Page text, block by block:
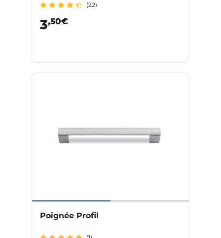
(22)
3,50€
Poignée Profil